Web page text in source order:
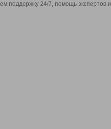
поддержку 24/7, помощь экспертов и